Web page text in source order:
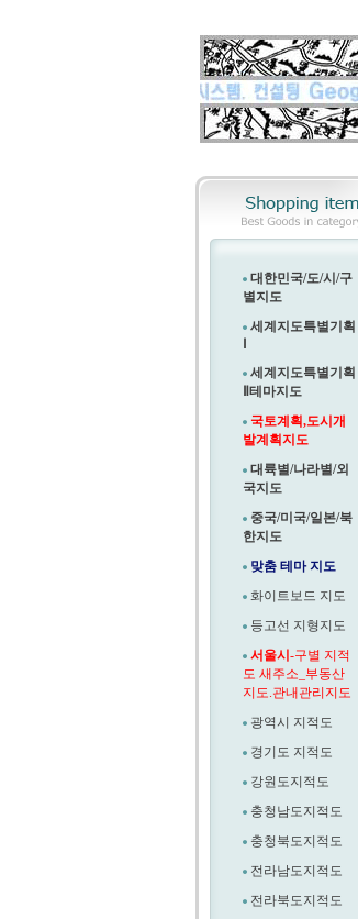
대한민국/도/시/구
별지도
세계지도특별기획
세계지도특별기획
테마지도
국토계획,도시개
발계획지도
대륙별/나라별/외
국지도
중국/미국/일본/북
한지도
맞춤 테마 지도
화이트보드 지도
등고선 지형지도
서울시 -구별 지적
도 새주소_부동산
지도.관내관리지도
광역시 지적도
경기도 지적도
강원도지적도
충청남도지적도
충청북도지적도
전라남도지적도
전라북도지적도